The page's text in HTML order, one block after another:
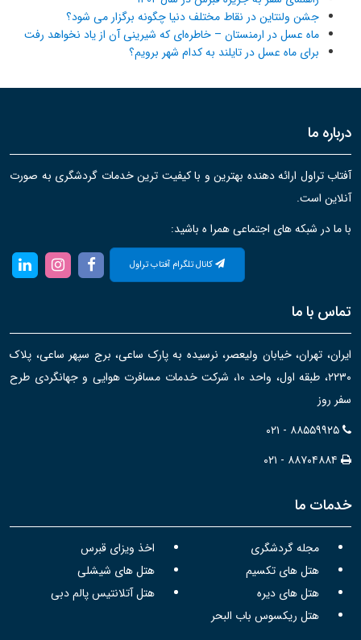
جشن ولنتاین در نقاط مختلف دنیا چگونه برگزار می شود؟
ماه عسل در ارمنستان – خاطره‌ای که شیرینی آن از یاد نخواهد رفت
برای ماه عسل در تایلند به کدام شهر برویم؟
درباره ما
آفتاب تراول ارائه دهنده بهترین و با کیفیت ترین خدمات گردشگری به صورت
آنلاین است.
با ما در شبکه های اجتماعی همرا ه باشید:
کانال تلگرام آفتاب تراول
تماس با ما
ایران، تهران، خیابان ولیعصر، نرسیده به پارک ساعی، برج سپهر ساعی، پلاک
۲۲۳۰، طبقه اول، واحد ۱۰، شرکت خدمات مسافرت هوایی و جهانگردی طرح
سفر روز
۰۲۱ - ۸۸۵۵۹۹۲۵
۰۲۱ - ۸۸۷۰۴۸۸۴
خدمات ما
مجله گردشگری
اخذ ویزای قبرس
هتل های تکسیم
هتل های شیشلی
هتل های دیره
هتل آتلانتیس پالم دبی
هتل ریکسوس باب البحر